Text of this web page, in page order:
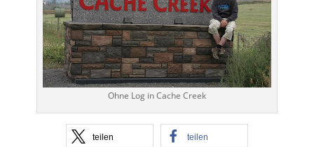
Ohne Log in Cache Creek
teilen teilen